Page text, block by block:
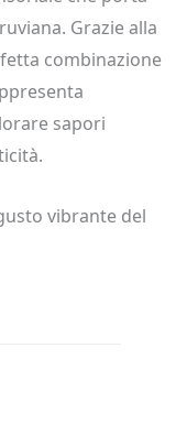
Grazie alla
combinazione
sapori
vibrante del